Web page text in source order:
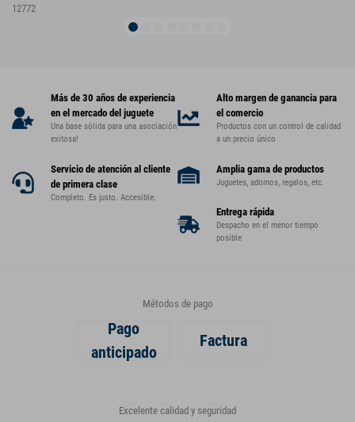
12772
Más de 30 años de experiencia
en el mercado del juguete
Una base sólida para una asociación
exitosa!
Alto margen de ganancia para
el comercio
Productos con un control de calidad
a un precio único
Servicio de atención al cliente
de primera clase
Completo. Es justo. Accesible.
Amplia gama de productos
Juguetes, adornos, regalos, etc.
Entrega rápida
Despacho en el menor tiempo
posible
Métodos de pago
Pago
anticipado
Factura
Excelente calidad y seguridad